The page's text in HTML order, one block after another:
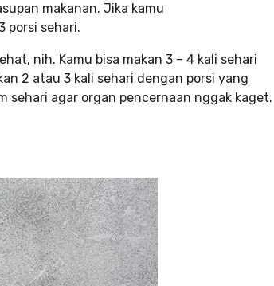
makanan. Jika kamu
porsi sehari.
nih. Kamu bisa makan 3 – 4 kali sehari
2 atau 3 kali sehari dengan porsi yang
sehari agar organ pencernaan nggak kaget.